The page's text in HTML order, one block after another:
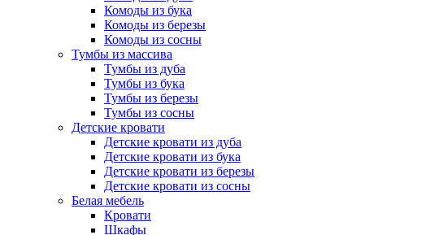
Комоды из бука
Комоды из березы
Комоды из сосны
Тумбы из массива
Тумбы из дуба
Тумбы из бука
Тумбы из березы
Тумбы из сосны
Детские кровати
Детские кровати из дуба
Детские кровати из бука
Детские кровати из березы
Детские кровати из сосны
Белая мебель
Кровати
Шкафы